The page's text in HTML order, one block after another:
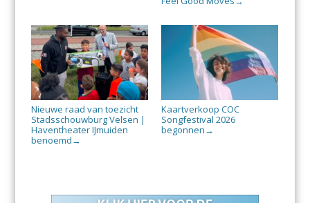
Nieuwe raad van toezicht
Stadsschouwburg Velsen |
Haventheater IJmuiden
benoemd →
Kaartverkoop COC
Songfestival 2026
begonnen →